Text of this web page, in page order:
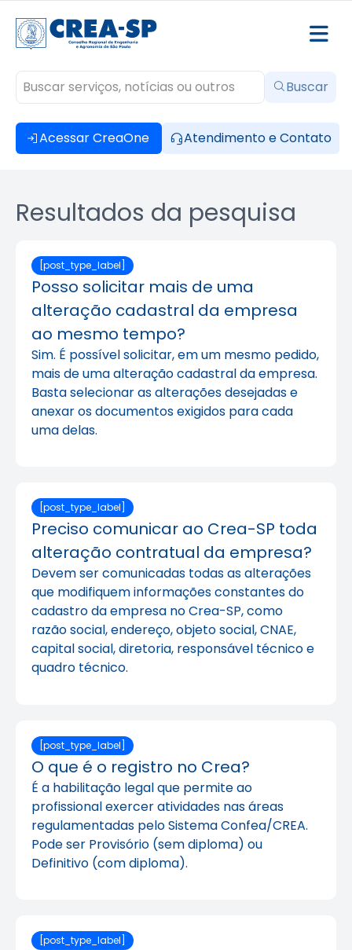
Acessar CreaOne Atendimento e Contato
Buscar
Resultados da pesquisa
[post_type_label]
Posso solicitar mais de uma
alteração cadastral da empresa
ao mesmo tempo?
Sim. É possível solicitar, em um mesmo pedido,
mais de uma alteração cadastral da empresa.
Basta selecionar as alterações desejadas e
anexar os documentos exigidos para cada
uma delas.
[post_type_label]
Preciso comunicar ao Crea-SP toda
alteração contratual da empresa?
Devem ser comunicadas todas as alterações
que modifiquem informações constantes do
cadastro da empresa no Crea-SP, como
razão social, endereço, objeto social, CNAE,
capital social, diretoria, responsável técnico e
quadro técnico.
[post_type_label]
O que é o registro no Crea?
É a habilitação legal que permite ao
profissional exercer atividades nas áreas
regulamentadas pelo Sistema Confea/CREA.
Pode ser Provisório (sem diploma) ou
Definitivo (com diploma).
[post_type_label]